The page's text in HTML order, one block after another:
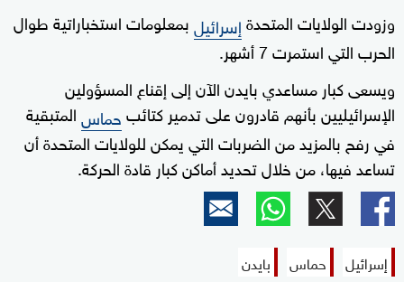
وزودت الولايات المتحدةإسرائيلبمعلومات استخباراتية طوال
الحرب التي استمرت 7 أشهر.
ويسعى كبار مساعدي بايدن الآن إلى إقناع المسؤولين
الإسرائيليين بأنهم قادرون على تدمير كتائبحماسالمتبقية
في رفح بالمزيد من الضربات التي يمكن للولايات المتحدة أن
تساعد فيها، من خلال تحديد أماكن كبار قادة الحركة.
إسرائيل حماس بايدن